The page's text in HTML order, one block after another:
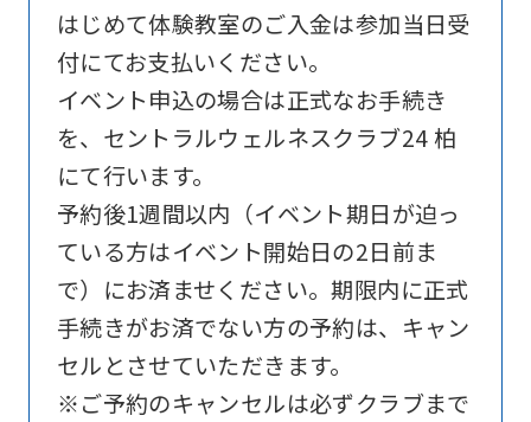
はじめて体験教室のご入金は参加当日受
付にてお支払いください。
イベント申込の場合は正式なお手続き
を、セントラルウェルネスクラブ24 柏
にて行います。
予約後1週間以内（イベント期日が迫っ
ている方はイベント開始日の2日前ま
で）にお済ませください。期限内に正式
手続きがお済でない方の予約は、キャン
セルとさせていただきます。
※ご予約のキャンセルは必ずクラブまで
official
website
is
automatically
into
English.
Click
the
link
below